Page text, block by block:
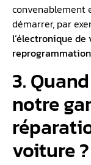
convenablement
démarrer, par
l’électronique
reprogrammation
3.
notre
voiture ?